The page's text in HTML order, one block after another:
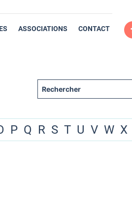
ASSOCIATIONS CONTACT
P Q R S T U V W X